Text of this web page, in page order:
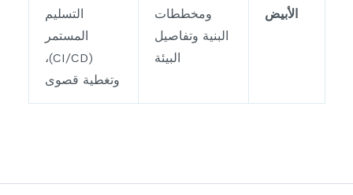
الأبيض
ومخططات
البنية وتفاصيل
البيئة
التسليم
المستمر
(CI/CD)،
وتغطية قصوى